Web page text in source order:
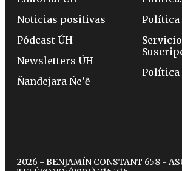
Noticias positivas
Pódcast ÚH
Newsletters ÚH
Ñandejara Ñe’ẽ
Política
Política
2026 - BENJAMÍN CONSTANT 658 -